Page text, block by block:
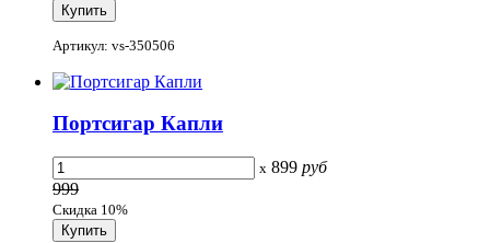
Артикул: vs-350506
Портсигар Капли
x 899 руб
999
Скидка 10%